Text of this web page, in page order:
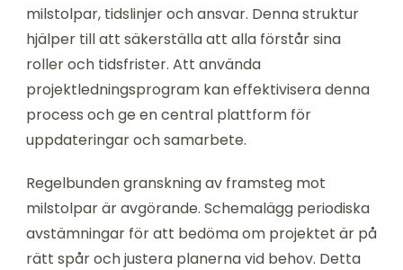
milstolpar, tidslinjer och ansvar. Denna struktur
hjälper till att säkerställa att alla förstår sina
roller och tidsfrister. Att använda
projektledningsprogram kan effektivisera denna
process och ge en central plattform för
uppdateringar och samarbete.
Regelbunden granskning av framsteg mot
milstolpar är avgörande. Schemalägg periodiska
avstämningar för att bedöma om projektet är på
rätt spår och justera planerna vid behov. Detta